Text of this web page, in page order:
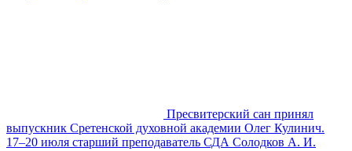
Пресвитерский сан принял
выпускник Сретенской духовной академии Олег Кулинич.
17–20 июля старший преподаватель СДА Солодков А. И.